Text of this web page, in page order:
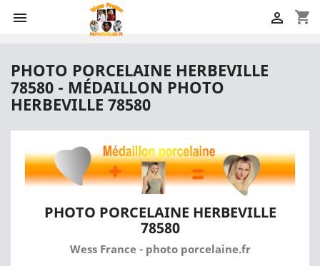
 shopping_cart

PHOTO PORCELAINE HERBEVILLE
78580 - MÉDAILLON PHOTO
HERBEVILLE 78580
PHOTO PORCELAINE HERBEVILLE
78580
Wess France - photo porcelaine.fr